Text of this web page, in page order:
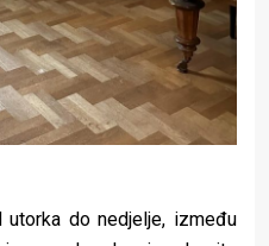
utorka do nedjelje, između